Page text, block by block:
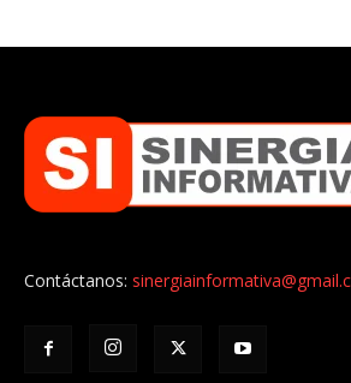
Contáctanos: